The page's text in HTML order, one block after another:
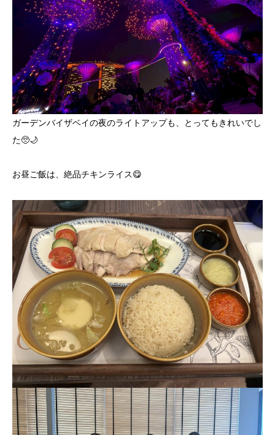
ガーデンバイザベイの夜のライトアップも、とってもきれいでし
た🥺🌙
お昼ご飯は、絶品チキンライス😋